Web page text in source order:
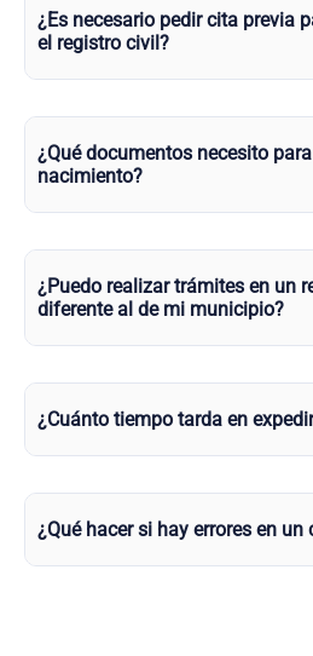
¿Es necesario pedir cita previa
el registro civil?
¿Qué documentos necesito
nacimiento?
¿Puedo realizar trámites en un
diferente al de mi municipio?
¿Cuánto tiempo tarda en
¿Qué hacer si hay errores en un